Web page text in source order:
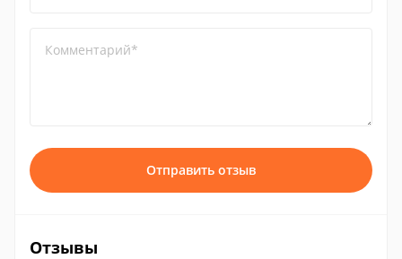
Комментарий*
Отправить отзыв
Отзывы